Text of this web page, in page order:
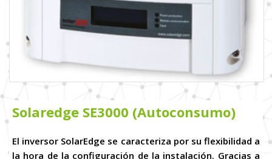
Solaredge SE3000 (Autoconsumo)
El inversor SolarEdge se caracteriza por su flexibilidad a
la hora de la configuración de la instalación. Gracias a